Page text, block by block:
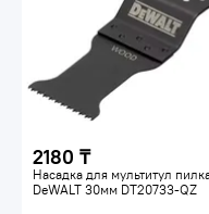
2180 ₸
Насадка для мультитул
DeWALT 30мм DT20733-QZ